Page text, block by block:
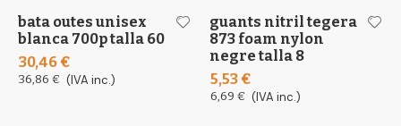
bata outes unisex
blanca 700p talla 60
30,46 €
36,86 € (IVA inc.)
guants nitril tegera
873 foam nylon
negre talla 8
5,53 €
6,69 € (IVA inc.)